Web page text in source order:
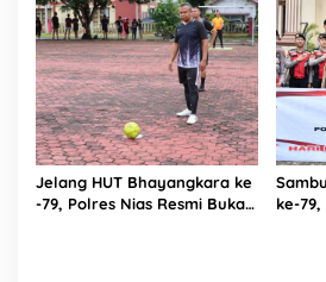
Jelang HUT Bhayangkara ke
-79, Polres Nias Resmi Buka
ke-